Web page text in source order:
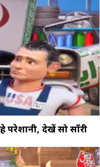
परेशानी, देखें सो सॉरी